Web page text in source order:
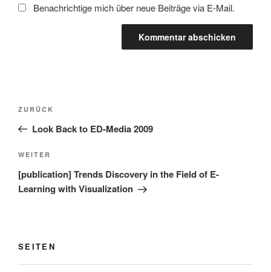
Benachrichtige mich über neue Beiträge via E-Mail.
Beitragsnavigation
Vorheriger
Beitrag
ZURÜCK
Look Back to ED-Media 2009
Nächster
Beitrag
WEITER
[publication] Trends Discovery in the Field of E-
Learning with Visualization
SEITEN